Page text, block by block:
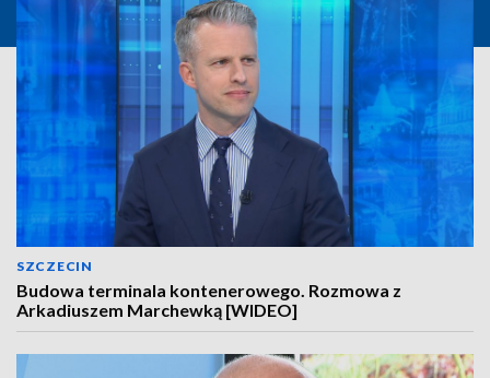
SZCZECIN
Budowa terminala kontenerowego. Rozmowa z
Arkadiuszem Marchewką [WIDEO]